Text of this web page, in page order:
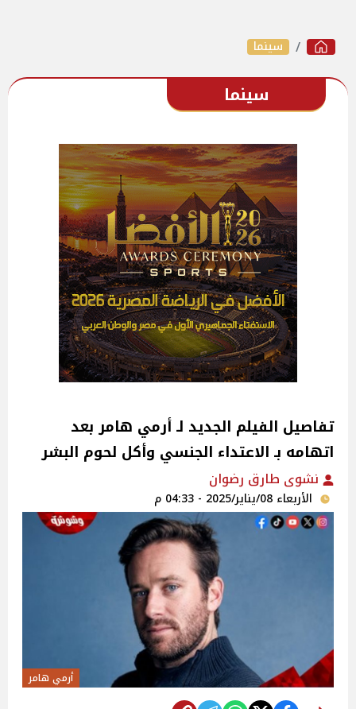
سينما
سينما
تفاصيل الفيلم الجديد لـ أرمي هامر بعد
اتهامه بـ الاعتداء الجنسي وأكل لحوم البشر
نشوى طارق رضوان
الأربعاء 08/يناير/2025 - 04:33 م
أرمي هامر